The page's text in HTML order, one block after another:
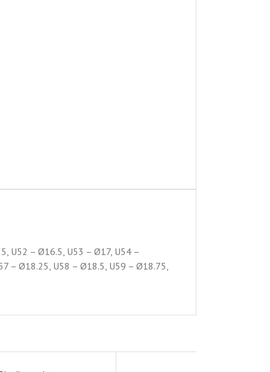
U52 – Ø16.5, U53 – Ø17, U54 –
– Ø18.25, U58 – Ø18.5, U59 – Ø18.75,